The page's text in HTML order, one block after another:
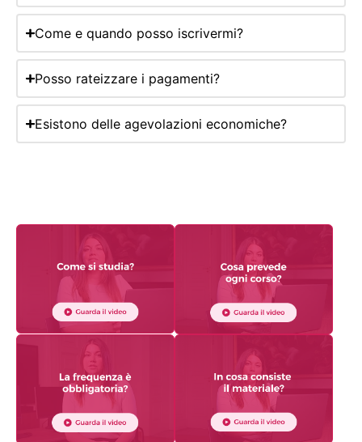
Come e quando posso iscrivermi?
Posso rateizzare i pagamenti?
Esistono delle agevolazioni economiche?